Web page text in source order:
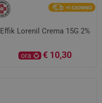
Effik Lorenil Crema 15G 2%
ora € 10,30